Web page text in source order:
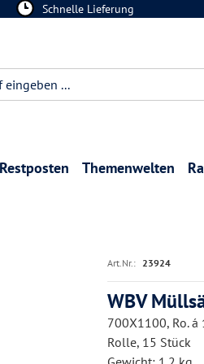
Schnelle Lieferung
Restposten Themenwelten
Art.Nr.: 23924
WBV
700X1100, Ro. á
Rolle, 15 Stück